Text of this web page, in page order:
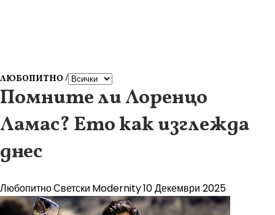
ЛЮБОПИТНО /
Помните ли Лоренцо
Ламас? Ето как изглежда
днес
ЛюбопитноСветски Modernity10 Декември 2025